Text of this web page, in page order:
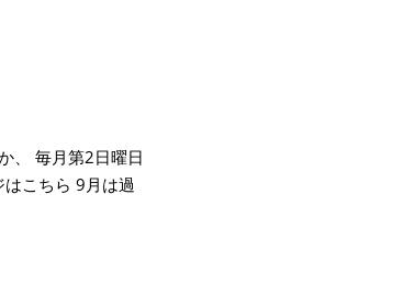
、 毎月第2日曜日
こちら 9月は過